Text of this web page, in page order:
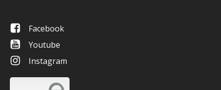
Facebook
Youtube
Instagram